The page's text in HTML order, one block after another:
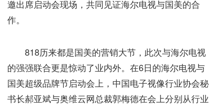
邀出席启动会现场，共同见证海尔电视与国美的合
作。
818历来都是国美的营销大节，此次与海尔电视
的强强联合更是惊动了业内外。在6日的海尔电视与
国美超级品牌节启动会上，中国电子视像行业协会秘
书长郝亚斌与奥维云网总裁郭梅德在会上分别从行业